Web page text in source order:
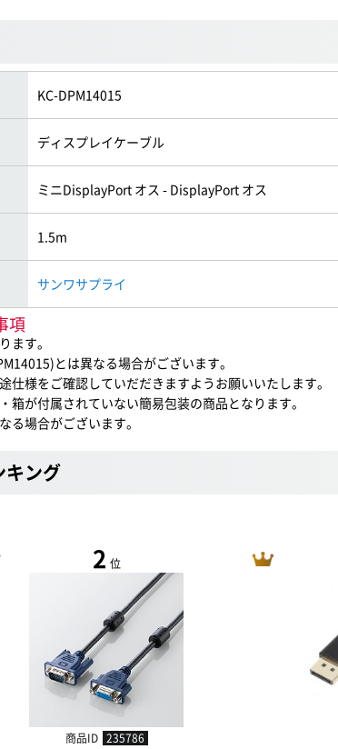
KC-DPM14015
ディスプレイケーブル
ミニDisplayPort オス - DisplayPort オス
1.5m
サンワサプライ
項
ます。
とは異なる場合がございます。
様をご確認していだだきますようお願いいたします。
が付属されていない簡易包装の商品となります。
場合がございます。
キング
2 位
商品ID 235786